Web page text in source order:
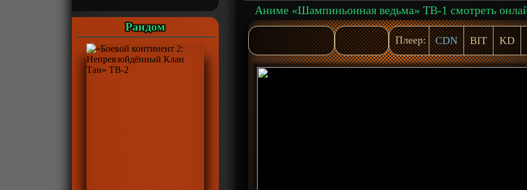
Рандом
Аниме «Шампиньонная ведьма» ТВ-1 смотреть
Плеер: CDN BIT KD